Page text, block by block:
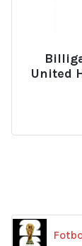
United